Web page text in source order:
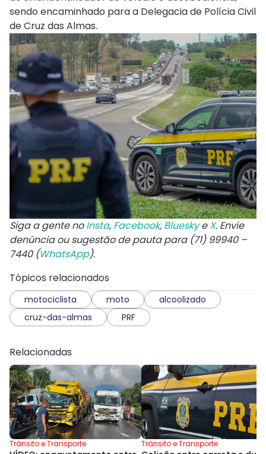
sendo encaminhado para a Delegacia de Polícia Civil
de Cruz das Almas.
Siga a gente noInsta, Facebook, BlueskyeX. Envie
denúncia ou sugestão de pauta para (71) 99940 –
7440 (WhatsApp).
Tópicos relacionados
motociclista moto
alcoolizado
cruz-das-almas
PRF
Relacionadas
Trânsito e Transporte Trânsito e Transporte